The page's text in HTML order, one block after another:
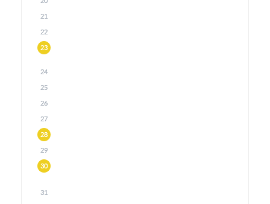
21
22
23
24
25
26
27
28
29
30
31